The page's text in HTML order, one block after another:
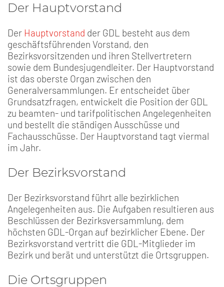
Der Hauptvorstand
Der Hauptvorstand der GDL besteht aus dem
geschäftsführenden Vorstand, den
Bezirksvorsitzenden und ihren Stellvertretern
sowie dem Bundesjugendleiter. Der Hauptvorstand
ist das oberste Organ zwischen den
Generalversammlungen. Er entscheidet über
Grundsatzfragen, entwickelt die Position der GDL
zu beamten- und tarifpolitischen Angelegenheiten
und bestellt die ständigen Ausschüsse und
Fachausschüsse. Der Hauptvorstand tagt viermal
im Jahr.
Der Bezirksvorstand
Der Bezirksvorstand führt alle bezirklichen
Angelegenheiten aus. Die Aufgaben resultieren aus
Beschlüssen der Bezirksversammlung, dem
höchsten GDL-Organ auf bezirklicher Ebene. Der
Bezirksvorstand vertritt die GDL-Mitglieder im
Bezirk und berät und unterstützt die Ortsgruppen.
Die Ortsgruppen